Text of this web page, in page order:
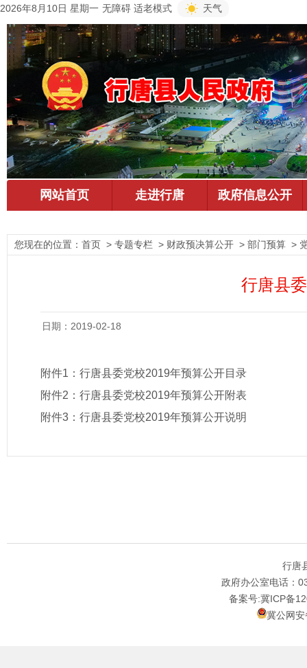
2026年8月10日 星期一 无障碍 适老模式 天气
您现在的位置： 首页 > 专题专栏 > 财政预决算公开 > 部门预算 >
行唐县
日期：2019-02-18
附件1： 行唐县委党校2019年预算公开目录
附件2： 行唐县委党校2019年预算公开附表
附件3： 行唐县委党校2019年预算公开说明